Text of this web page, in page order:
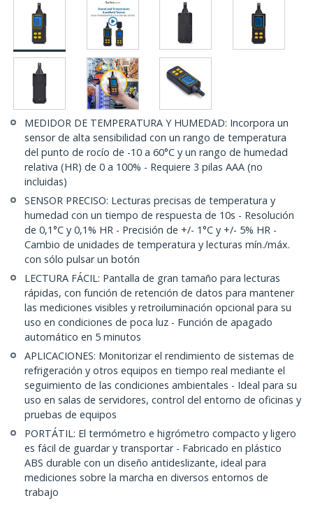
MEDIDOR DE TEMPERATURA Y HUMEDAD: Incorpora un
sensor de alta sensibilidad con un rango de temperatura
del punto de rocío de -10 a 60°C y un rango de humedad
relativa (HR) de 0 a 100% - Requiere 3 pilas AAA (no
incluidas)
SENSOR PRECISO: Lecturas precisas de temperatura y
humedad con un tiempo de respuesta de 10s - Resolución
de 0,1°C y 0,1% HR - Precisión de +/- 1°C y +/- 5% HR -
Cambio de unidades de temperatura y lecturas mín./máx.
con sólo pulsar un botón
LECTURA FÁCIL: Pantalla de gran tamaño para lecturas
rápidas, con función de retención de datos para mantener
las mediciones visibles y retroiluminación opcional para su
uso en condiciones de poca luz - Función de apagado
automático en 5 minutos
APLICACIONES: Monitorizar el rendimiento de sistemas de
refrigeración y otros equipos en tiempo real mediante el
seguimiento de las condiciones ambientales - Ideal para su
uso en salas de servidores, control del entorno de oficinas y
pruebas de equipos
PORTÁTIL: El termómetro e higrómetro compacto y ligero
es fácil de guardar y transportar - Fabricado en plástico
ABS durable con un diseño antideslizante, ideal para
mediciones sobre la marcha en diversos entornos de
trabajo